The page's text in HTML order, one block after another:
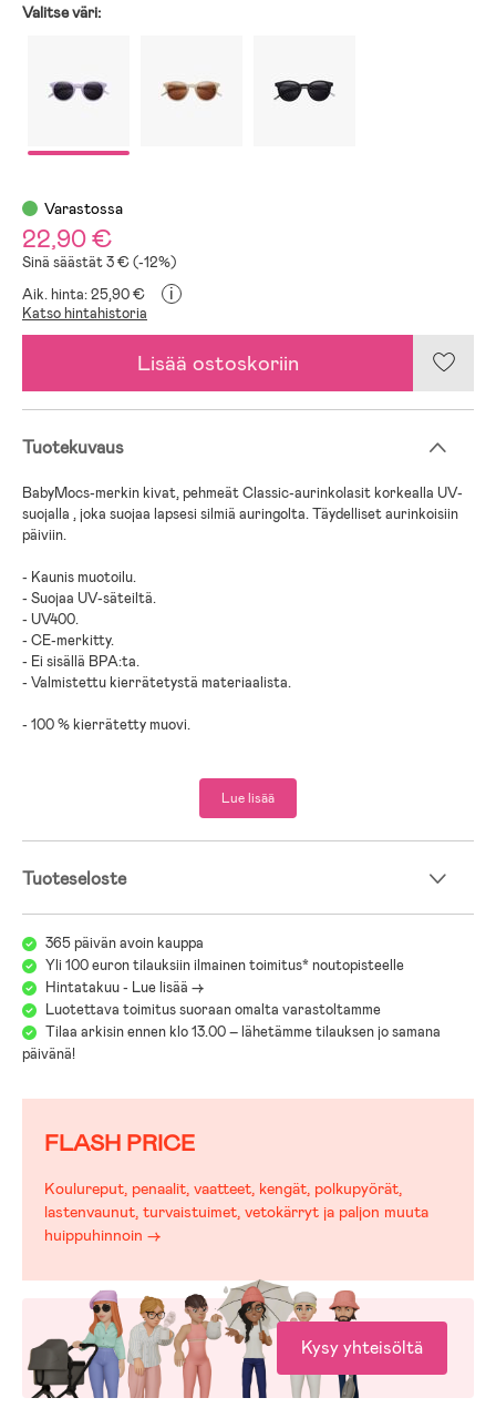
Valitse väri:
Varastossa
22,90 €
Sinä säästät 3 € (-12%)
Aik. hinta: 25,90 €
i
Katso hintahistoria
Lisää ostoskoriin
Tuotekuvaus
BabyMocs-merkin kivat, pehmeät Classic-aurinkolasit korkealla UV-
suojalla , joka suojaa lapsesi silmiä auringolta. Täydelliset aurinkoisiin
päiviin.
- Kaunis muotoilu.
- Suojaa UV-säteiltä.
- UV400.
- CE-merkitty.
- Ei sisällä BPA:ta.
- Valmistettu kierrätetystä materiaalista.
- 100 % kierrätetty muovi.
Lue lisää
Tuoteseloste
365 päivän avoin kauppa
Yli 100 euron tilauksiin ilmainen toimitus* noutopisteelle
Hintatakuu - Lue lisää ->
Luotettava toimitus suoraan omalta varastoltamme
Tilaa arkisin ennen klo 13.00 – lähetämme tilauksen jo samana
päivänä!
FLASH PRICE
Koulureput, penaalit, vaatteet, kengät, polkupyörät,
lastenvaunut, turvaistuimet, vetokärryt ja paljon muuta
huippuhinnoin →
Kysy yhteisöltä